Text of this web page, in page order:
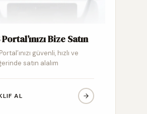
Portal’ınızı Bize Satın
güvenli, hızlı ve
satın alalım
AL